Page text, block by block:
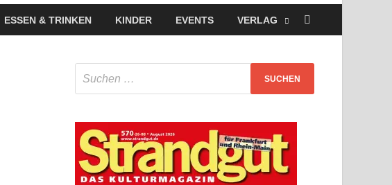
ESSEN & TRINKEN KINDER EVENTS VERLAG